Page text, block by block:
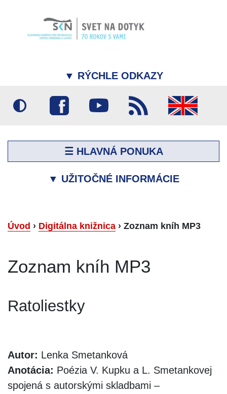
▼ RÝCHLE ODKAZY
☰ HLAVNÁ PONUKA
▼ UŽITOČNÉ INFORMÁCIE
Úvod › Digitálna knižnica › Zoznam kníh MP3
Zoznam kníh MP3
Ratoliestky
Autor: Lenka Smetanková
Anotácia: Poézia V. Kupku a L. Smetankovej
spojená s autorskými skladbami –